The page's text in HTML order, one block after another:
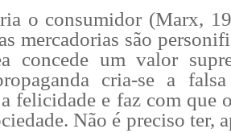
o consumidor (Marx,
mercadorias são
concede um valor
cria-se a
felicidade e faz com que
Não é preciso ter,